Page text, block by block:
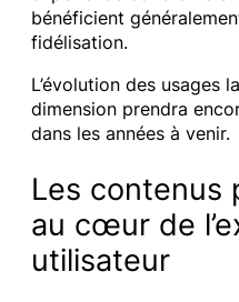
bénéficient
fidélisation.
L’évolution des usages
dimension prendra
dans les années à venir.
Les contenus
au cœur de
utilisateur